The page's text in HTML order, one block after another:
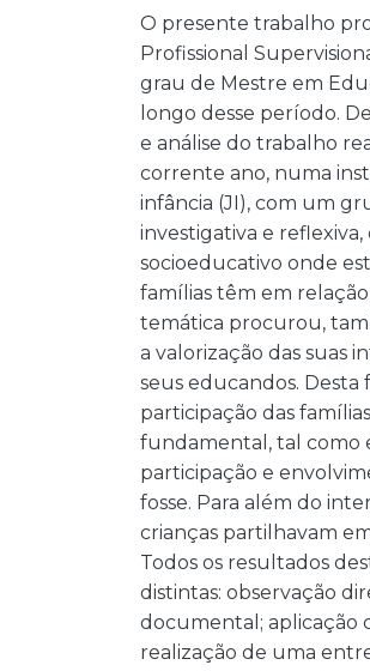
O presente trabalho
Profissional
grau de Mestre em
longo desse período.
e análise do trabalho
corrente ano, numa
infância (JI), com um
investigativa e
socioeducativo onde
famílias têm em relação
temática procurou,
a valorização das suas
seus educandos.
participação das
fundamental, tal como
participação e
fosse. Para além do
crianças partilhavam
Todos os resultados
distintas: observação
documental; aplicação
realização de uma